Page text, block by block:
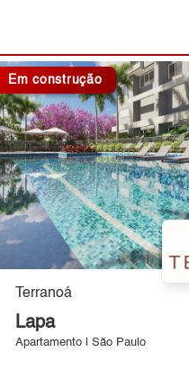
Em construção
Terranoá
Lapa
Apartamento | São Paulo